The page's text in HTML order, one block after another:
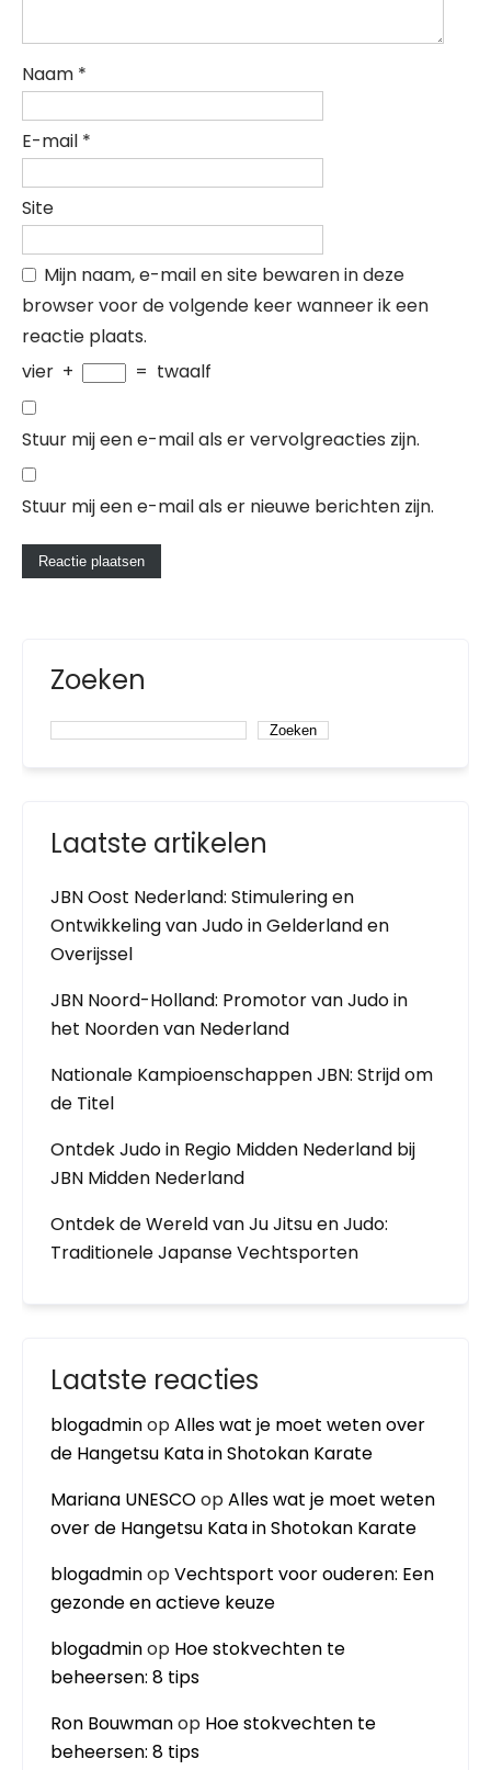
Naam *
E-mail *
Site
Mijn naam, e-mail en site bewaren in deze
browser voor de volgende keer wanneer ik een
reactie plaats.
vier + = twaalf
Stuur mij een e-mail als er vervolgreacties zijn.
Stuur mij een e-mail als er nieuwe berichten zijn.
Zoeken
Zoeken
Laatste artikelen
JBN Oost Nederland: Stimulering en
Ontwikkeling van Judo in Gelderland en
Overijssel
JBN Noord-Holland: Promotor van Judo in
het Noorden van Nederland
Nationale Kampioenschappen JBN: Strijd om
de Titel
Ontdek Judo in Regio Midden Nederland bij
JBN Midden Nederland
Ontdek de Wereld van Ju Jitsu en Judo:
Traditionele Japanse Vechtsporten
Laatste reacties
blogadminopAlles wat je moet weten over
de Hangetsu Kata in Shotokan Karate
Mariana UNESCOopAlles wat je moet weten
over de Hangetsu Kata in Shotokan Karate
blogadminopVechtsport voor ouderen: Een
gezonde en actieve keuze
blogadminop Hoe stokvechten te
beheersen: 8 tips
Ron Bouwmanop Hoe stokvechten te
beheersen: 8 tips